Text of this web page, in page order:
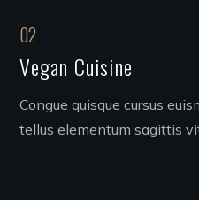
02
Vegan Cuisine
Congue quisque cursus
tellus elementum sagittis